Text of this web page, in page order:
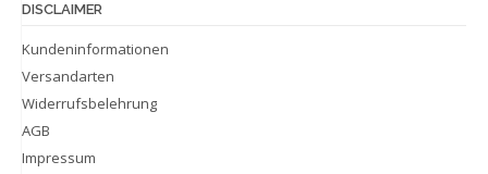
DISCLAIMER
Kundeninformationen
Versandarten
Widerrufsbelehrung
AGB
Impressum